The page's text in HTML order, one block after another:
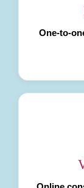
One-to-